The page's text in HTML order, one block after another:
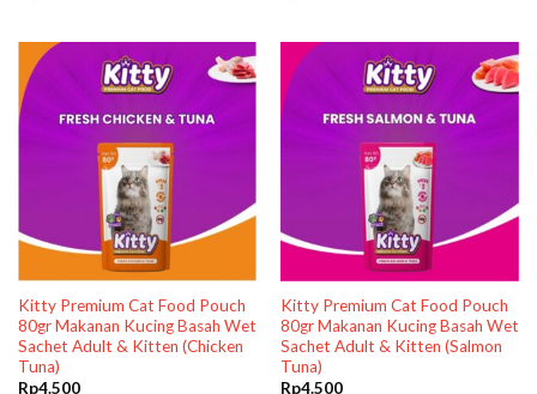
Kitty Premium Cat Food Pouch
80gr Makanan Kucing Basah Wet
Sachet Adult & Kitten (Chicken
Tuna)
Rp4.500
Kitty Premium Cat Food Pouch
80gr Makanan Kucing Basah Wet
Sachet Adult & Kitten (Salmon
Tuna)
Rp4.500